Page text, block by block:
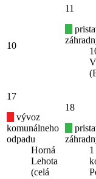
10
11
17
vývoz
komunálneho
odpadu
Horná
Lehota
(celá
18